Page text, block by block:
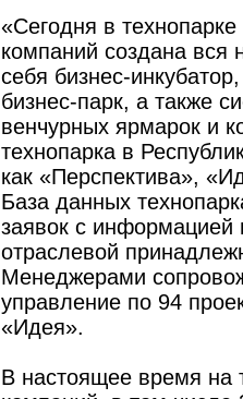
«Сегодня в
компаний создана вся
себя бизнес-
бизнес-парк, а также
венчурных ярмарок и
технопарка в
как «Перспектива»,
База данных
заявок с информацией
отраслевой
Менеджерами
управление по 94
«Идея».
В настоящее время на